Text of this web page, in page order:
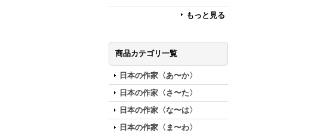
もっと見る
商品カテゴリ一覧
日本の作家〈あ〜か〉
日本の作家〈さ〜た〉
日本の作家〈な〜は〉
日本の作家〈ま〜わ〉